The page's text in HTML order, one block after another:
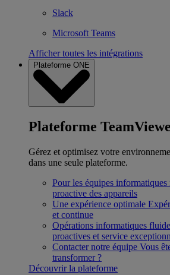
Slack
Microsoft Teams
Afficher toutes les intégrations
Plateforme ONE
Plateforme
Gérez et optimisez votre
dans une seule plateforme.
Pour les équipes informatiques
proactive des appareils
Une expérience optimale
et continue
Opérations informatiques
proactives et service
Contacter notre équipe Vous
transformer ?
Découvrir la plateforme